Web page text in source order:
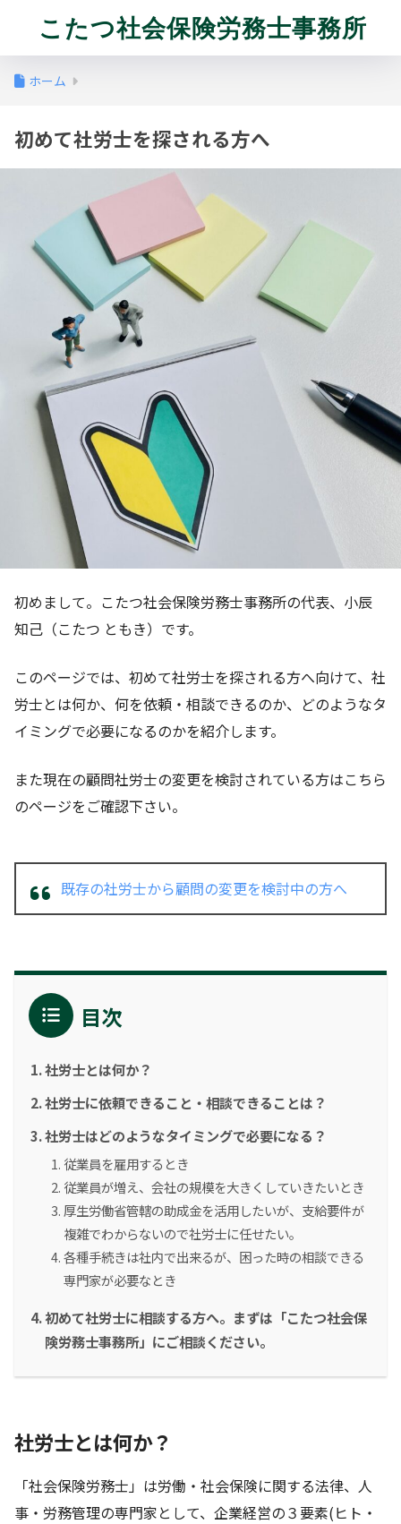
こたつ社会保険労務士事務所
ホーム
初めて社労士を探される方へ
初めまして。こたつ社会保険労務士事務所の代表、小辰
知己（こたつ ともき）です。
このページでは、初めて社労士を探される方へ向けて、社
労士とは何か、何を依頼・相談できるのか、どのようなタ
イミングで必要になるのかを紹介します。
また現在の顧問社労士の変更を検討されている方はこちら
のページをご確認下さい。
既存の社労士から顧問の変更を検討中の方へ
目次
社労士とは何か？
社労士に依頼できること・相談できることは？
社労士はどのようなタイミングで必要になる？
従業員を雇用するとき
従業員が増え、会社の規模を大きくしていきたいとき
厚生労働省管轄の助成金を活用したいが、支給要件が
複雑でわからないので社労士に任せたい。
各種手続きは社内で出来るが、困った時の相談できる
専門家が必要なとき
初めて社労士に相談する方へ。まずは「こたつ社会保
険労務士事務所」にご相談ください。
社労士とは何か？
「社会保険労務士」は労働・社会保険に関する法律、人
事・労務管理の専門家として、企業経営の３要素(ヒト・